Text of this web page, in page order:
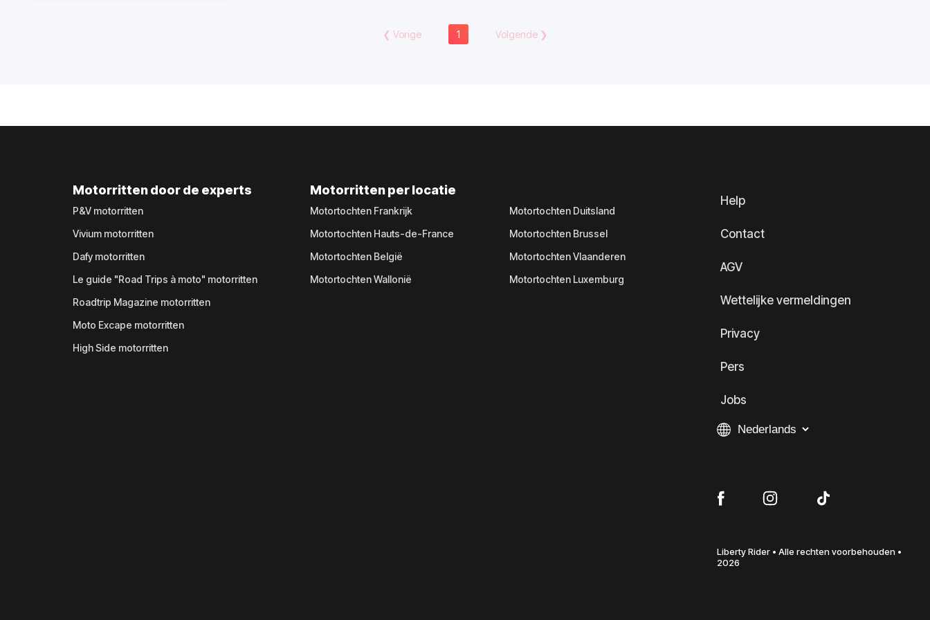
❮ Vorige 1 Volgende❯
Motorritten door de experts
P&V motorritten
Vivium motorritten
Dafy motorritten
Le guide "Road Trips à moto" motorritten
Roadtrip Magazine motorritten
Moto Excape motorritten
High Side motorritten
Motorritten per locatie
Motortochten Frankrijk
Motortochten Hauts-de-France
Motortochten België
Motortochten Wallonië
Motortochten Duitsland
Motortochten Brussel
Motortochten Vlaanderen
Motortochten Luxemburg
Help
Contact
AGV
Wettelijke vermeldingen
Privacy
Pers
Jobs
Liberty Rider • Alle rechten voorbehouden •
2026